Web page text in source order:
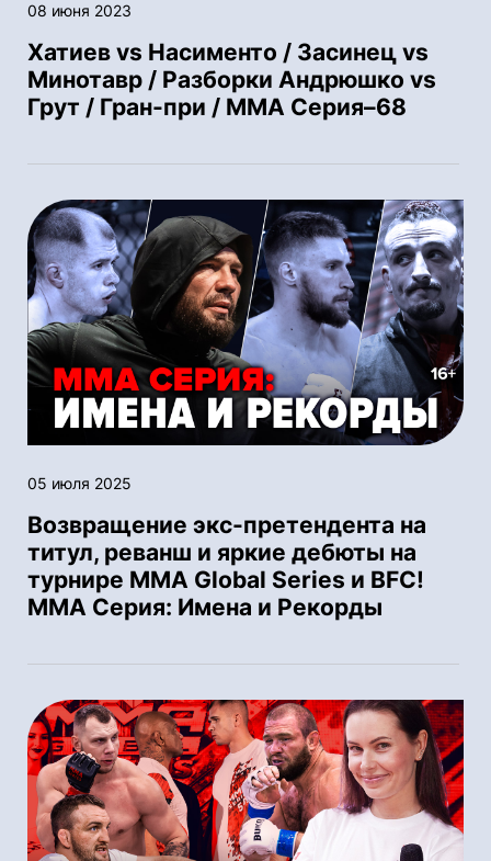
08 июня 2023
Хатиев vs Насименто / Засинец vs
Минотавр / Разборки Андрюшко vs
Грут / Гран-при / ММА Серия–68
05 июля 2025
Возвращение экс-претендента на
титул, реванш и яркие дебюты на
турнире MMA Global Series и BFC!
ММА Серия: Имена и Рекорды